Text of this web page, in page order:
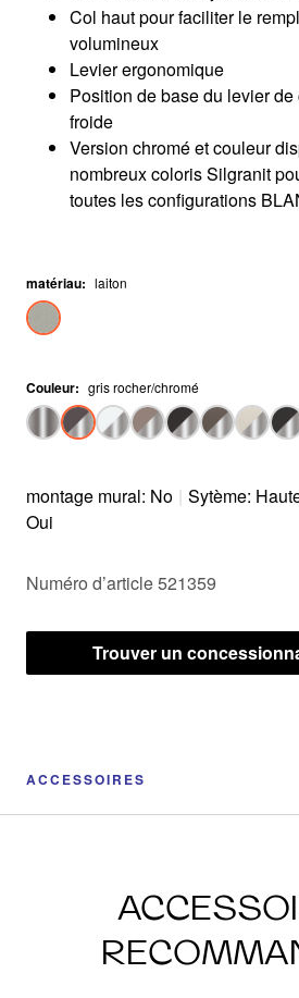
Col haut pour faciliter le
volumineux
Levier ergonomique
Position de base du levier
froide
Version chromé et couleur
nombreux coloris Silgranit
toutes les configurations
matériau: laiton
Couleur: gris rocher/chromé
montage mural: No | Sytème:
Oui
Numéro d’article 521359
Trouver un
ACCESSOIRES